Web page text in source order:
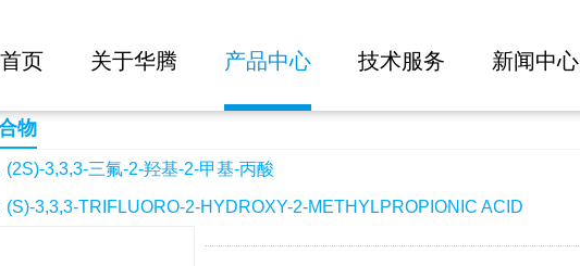
首页 关于华腾 产品中心 技术服务 新闻中心
-2-羟基-2-甲基-丙酸
物
(2S)-3,3,3-三氟-2-羟基-2-甲基-丙酸
(S)-3,3,3-TRIFLUORO-2-HYDROXY-2-METHYLPROPIONIC ACID